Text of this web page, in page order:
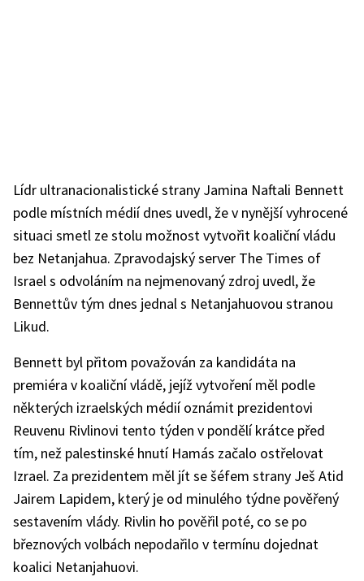
Lídr ultranacionalistické strany Jamina Naftali Bennett
podle místních médií dnes uvedl, že v nynější vyhrocené
situaci smetl ze stolu možnost vytvořit koaliční vládu
bez Netanjahua. Zpravodajský server The Times of
Israel s odvoláním na nejmenovaný zdroj uvedl, že
Bennettův tým dnes jednal s Netanjahuovou stranou
Likud.
Bennett byl přitom považován za kandidáta na
premiéra v koaliční vládě, jejíž vytvoření měl podle
některých izraelských médií oznámit prezidentovi
Reuvenu Rivlinovi tento týden v pondělí krátce před
tím, než palestinské hnutí Hamás začalo ostřelovat
Izrael. Za prezidentem měl jít se šéfem strany Ješ Atid
Jairem Lapidem, který je od minulého týdne pověřený
sestavením vlády. Rivlin ho pověřil poté, co se po
březnových volbách nepodařilo v termínu dojednat
koalici Netanjahuovi.